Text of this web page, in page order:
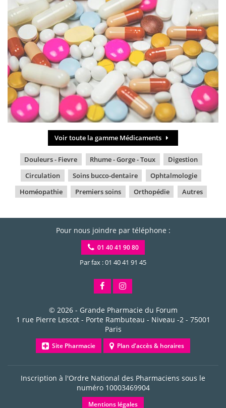
Voir toute la gamme Médicaments
Douleurs - Fievre Rhume - Gorge - Toux
Digestion
Circulation
Soins bucco-dentaire
Ophtalmologie
Homéopathie
Premiers soins Orthopédie Autres
Pour nous joindre par téléphone :
01 40 41 90 80
Par fax : 01 40 41 91 45
© 2026 - Grande Pharmacie du Forum
1 rue Pierre Lescot - Porte Rambuteau - Niveau -2- 75001
Paris
Site Pharmacie Plan d'accès & horaires
Inscription à l'Ordre National des Pharmaciens sous le
numéro 10003469904
Mentions légales